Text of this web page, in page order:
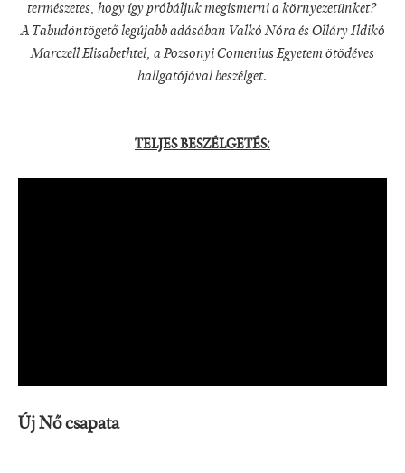
természetes, hogy így próbáljuk megismerni a környezetünket?
A Tabudöntögető legújabb adásában Valkó Nóra és Olláry Ildikó
Marczell Elisabethtel, a Pozsonyi Comenius Egyetem ötödéves
hallgatójával beszélget.
TELJES BESZÉLGETÉS:
Új Nő csapata